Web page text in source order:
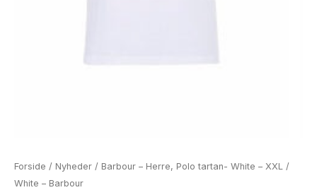
Forside / Nyheder / Barbour – Herre, Polo tartan- White – XXL /
White – Barbour